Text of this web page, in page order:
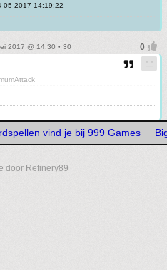
05-2017 14:19:22
2017 @ 14:30 • 30
vind je bij 999 Games
door Refinery89